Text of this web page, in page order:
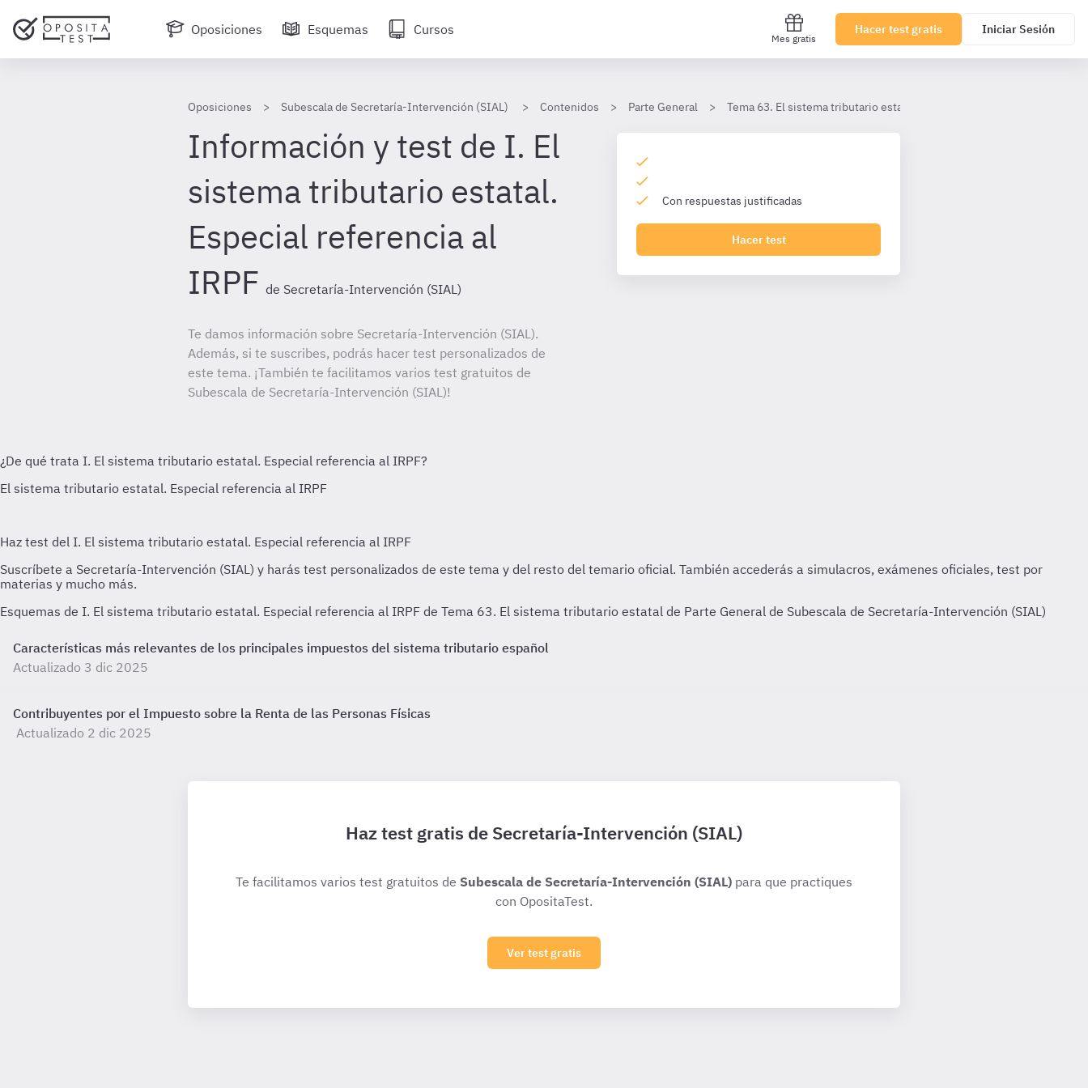
Oposiciones Esquemas Cursos
Mes gratis
Hacer test gratis Iniciar Sesión
Oposiciones Subescala de Secretaría-Intervención (SIAL) Contenidos Parte General Tema 63. El sistema tributario estatal
Información y test de I. El
sistema tributario estatal.
Especial referencia al
IRPF de Secretaría-Intervención (SIAL)
Te damos información sobre Secretaría-Intervención (SIAL).
Además, si te suscribes, podrás hacer test personalizados de
este tema. ¡También te facilitamos varios test gratuitos de
Subescala de Secretaría-Intervención (SIAL)!
Con respuestas justificadas
Hacer test
Esquemas de I. El sistema tributario estatal. Especial referencia al IRPF de Tema 63. El sistema tributario estatal de Parte General de Subescala de Secretaría-Intervención (SIAL)
Características más relevantes de los principales impuestos del sistema tributario español
Actualizado 3 dic 2025
Contribuyentes por el Impuesto sobre la Renta de las Personas Físicas
Actualizado 2 dic 2025
Haz test gratis de Secretaría-Intervención (SIAL)
Te facilitamos varios test gratuitos de Subescala de Secretaría-Intervención (SIAL) para que practiques
con OpositaTest.
Ver test gratis